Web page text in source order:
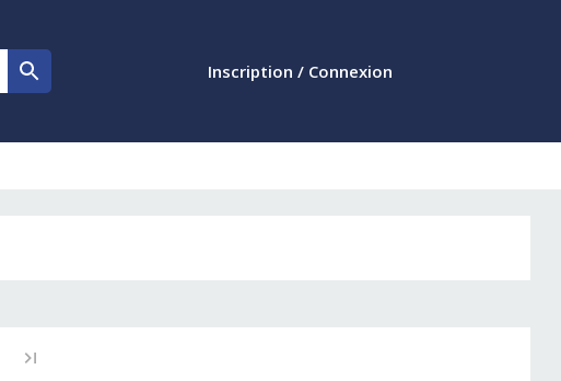
Inscription / Connexion